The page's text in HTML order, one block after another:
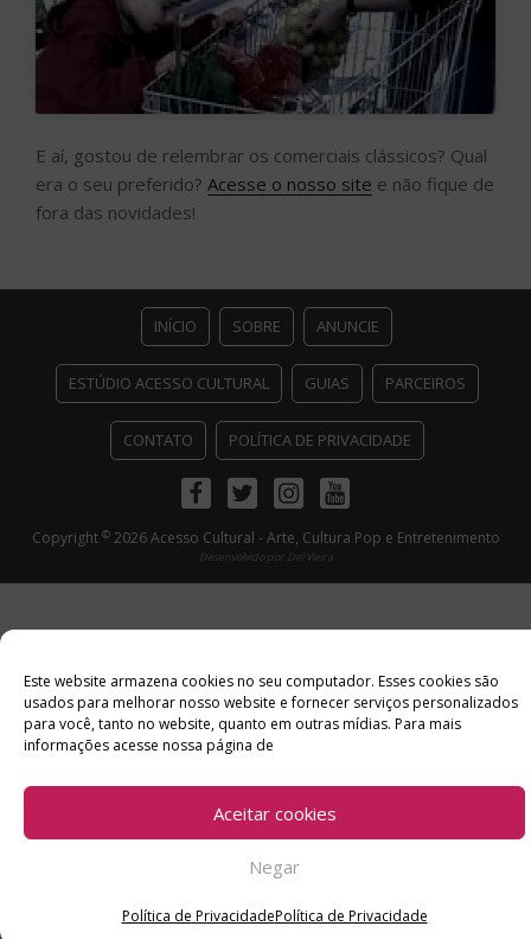
Este website armazena cookies no seu computador. Esses cookies são
usados ​​para melhorar nosso website e fornecer serviços personalizados
para você, tanto no website, quanto em outras mídias. Para mais
informações acesse nossa página de
Aceitar cookies
Negar
Política de PrivacidadePolítica de Privacidade
E aí, gostou de relembrar os comerciais clássicos? Qual
era o seu preferido? Acesse o nosso site e não fique de
fora das novidades!
INÍCIO SOBRE ANUNCIE
ESTÚDIO ACESSO CULTURAL GUIAS PARCEIROS
CONTATO POLÍTICA DE PRIVACIDADE
FacebookTwitterInstagramYoutube
Copyright ©2026 Acesso Cultural - Arte, Cultura Pop e Entretenimento
Desenvolvido por Del Vieira